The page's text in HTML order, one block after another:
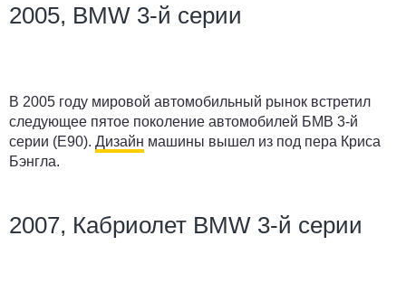
2005, BMW 3-й серии
В 2005 году мировой автомобильный рынок встретил
следующее пятое поколение автомобилей БМВ 3-й
серии (Е90). Дизайн машины вышел из под пера Криса
Бэнгла.
2007, Кабриолет BMW 3-й серии